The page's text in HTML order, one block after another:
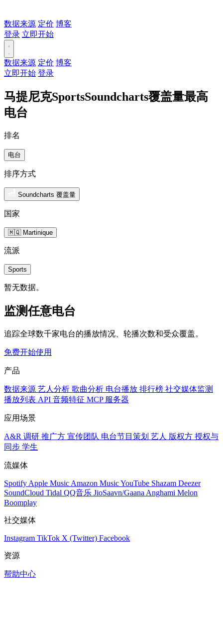
数据来源 定价 博客
登录 立即开始
数据来源 定价 博客
立即开始 登录
马提尼克SportsSoundcharts覆盖量最高
电台
排名
电台
排序方式
Soundcharts 覆盖量
国家
🇲🇶 Martinique
流派
Sports
暂无数据。
监测任意电台
追踪全球数千家电台的播放情况、轮播次数和受众覆盖。
免费开始使用
产品
数据来源 艺人分析 歌曲分析 电台播放 排行榜 社交媒体监测
播放列表 API 音频特征 MCP 服务器
应用场景
A&R 调研 推广方 宣传团队 电台节目策划 艺人 版权方 授权与
同步 学生
流媒体
Spotify Apple Music Amazon MusicYouTube Shazam Deezer
SoundCloud Tidal QQ音乐 JioSaavn/Gaana Anghami Melon
Boomplay
社交媒体
Instagram TikTok X (Twitter) Facebook
资源
帮助中心